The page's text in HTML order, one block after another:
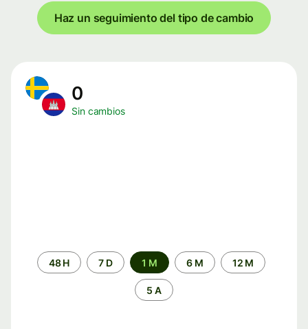
Haz un seguimiento del tipo de cambio
0
Sin cambios
Periodo48 H 7 D 1 M 6 M 12 M
5 A